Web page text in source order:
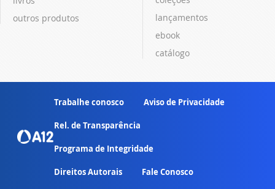
outros produtos
lançamentos
ebook
catálogo
Trabalhe conosco Aviso de Privacidade
Rel. de Transparência
Programa de Integridade
Direitos Autorais Fale Conosco